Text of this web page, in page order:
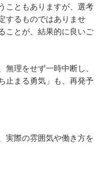
こともありますが、選考
するものではありませ
ことが、結果的に良いご
理をせず一時中断し、
止まる勇気」も、再発予
実際の雰囲気や働き方を